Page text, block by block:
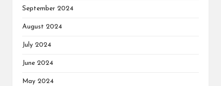
September 2024
August 2024
July 2024
June 2024
May 2024